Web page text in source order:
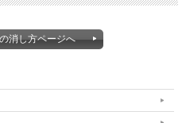
消し方ページへ